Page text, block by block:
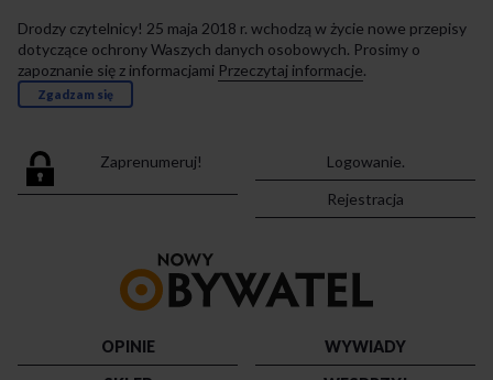
Drodzy czytelnicy! 25 maja 2018 r. wchodzą w życie nowe przepisy
dotyczące ochrony Waszych danych osobowych. Prosimy o
zapoznanie się z informacjami Przeczytaj informacje.
Zgadzam się
Zaprenumeruj!
Logowanie.
Rejestracja
strony
OPINIE
WYWIADY